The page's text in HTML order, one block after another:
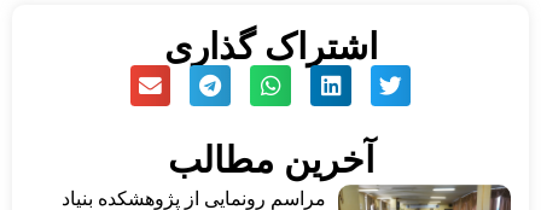
اشتراک گذاری
آخرین مطالب
مراسم رونمایی از پژوهشکده بنیاد